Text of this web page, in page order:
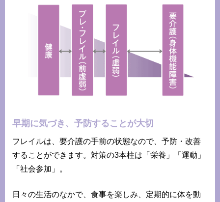
早期に気づき、予防することが大切
フレイルは、要介護の手前の状態なので、予防・改善
することができます。対策の3本柱は「栄養」「運動」
「社会参加」。
日々の生活のなかで、食事を楽しみ、定期的に体を動